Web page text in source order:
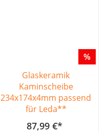
%
Glaskeramik
Kaminscheibe
234x174x4mm passend
für Leda**
87,99 €